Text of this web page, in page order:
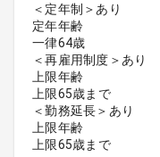
＜定年制＞あり
定年年齢
一律64歳
＜再雇用制度＞あり
上限年齢
上限65歳まで
＜勤務延長＞あり
上限年齢
上限65歳まで